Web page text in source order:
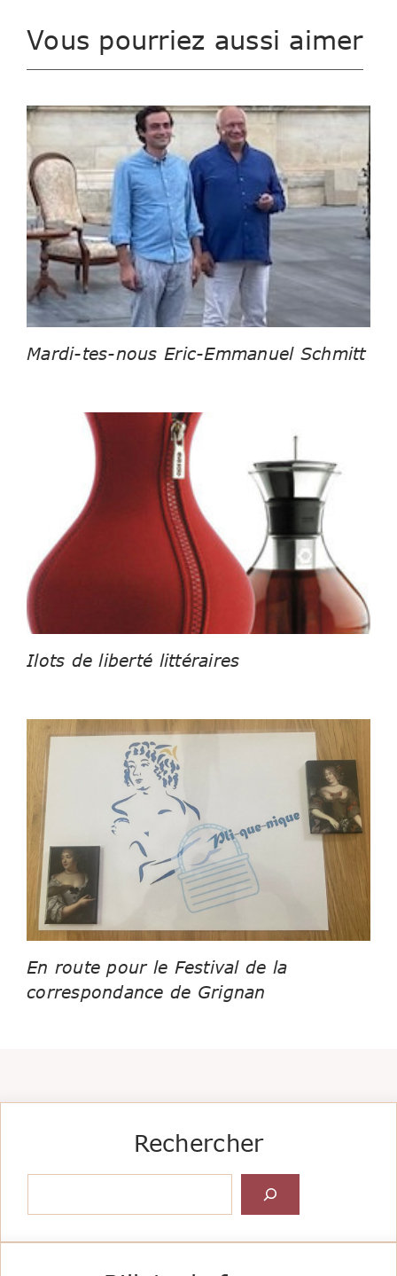
Vous pourriez aussi aimer
Mardi-tes-nous Eric-Emmanuel Schmitt
Ilots de liberté littéraires
En route pour le Festival de la
correspondance de Grignan
Rechercher